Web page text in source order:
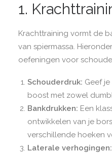
1.
Krachttraining vormt de
van spiermassa.
oefeningen voor
Schouderdruk: Geef
boost met zowel
Bankdrukken: Een
ontwikkelen van je
verschillende hoeken
Laterale verhogingen: